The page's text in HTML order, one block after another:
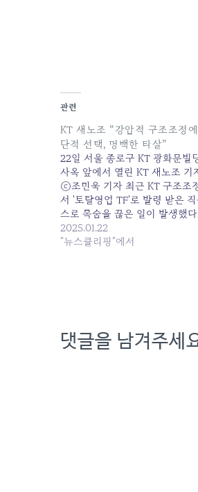
관련
KT 새노조 “강압적 구조조정
단적 선택, 명백한 타살”
22일 서울 종로구 KT 광화문빌
사옥 앞에서 열린 KT 새노조 기
ⓒ조민욱 기자 최근 KT 구조조
서 '토탈영업 TF'로 발령 받은
스로 목숨을 끊은 일이 발생했다
노조는 이번 사고와... 원본 기사:
조 "강압적 구조조정에 직원 극단
2025.01.22
"뉴스클리핑"에서
댓글을 남겨주세